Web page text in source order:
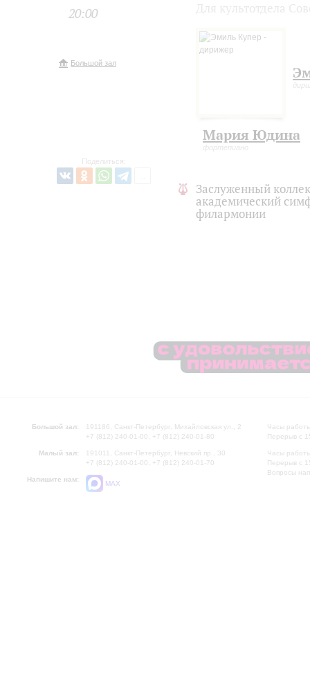
20:00
Большой зал
Поделиться:
Мария Юдина
фортепиано
Заслуженный
академический
филармонии
Большой зал:
191186, Санкт-Петербург, Михайловская ул., 2
+7 (812) 240-01-00, +7 (812) 240-01-80
Малый зал:
191011, Санкт-Петербург, Невский пр., 30
+7 (812) 240-01-00, +7 (812) 240-01-70
Напишите нам:
MAX
Часы
Перерыв с
Часы
Перерыв с
Вопросы